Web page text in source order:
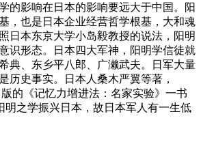
的影响在日本的影响要远大于中国。阳
，也是日本企业经营哲学根基，大和魂
日本东京大学小岛毅教授的说法，阳明
识形态。日本四大军神，阳明学信徒就
典、东乡平八郎、广濑武夫。日军大量
历史事实。日本人桑木严翼等著，
的《记忆力增进法：名家实验》一书
明之学振兴日本，故日本军人有一生低